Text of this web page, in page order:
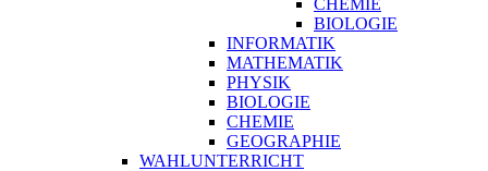
CHEMIE
BIOLOGIE
INFORMATIK
MATHEMATIK
PHYSIK
BIOLOGIE
CHEMIE
GEOGRAPHIE
WAHLUNTERRICHT